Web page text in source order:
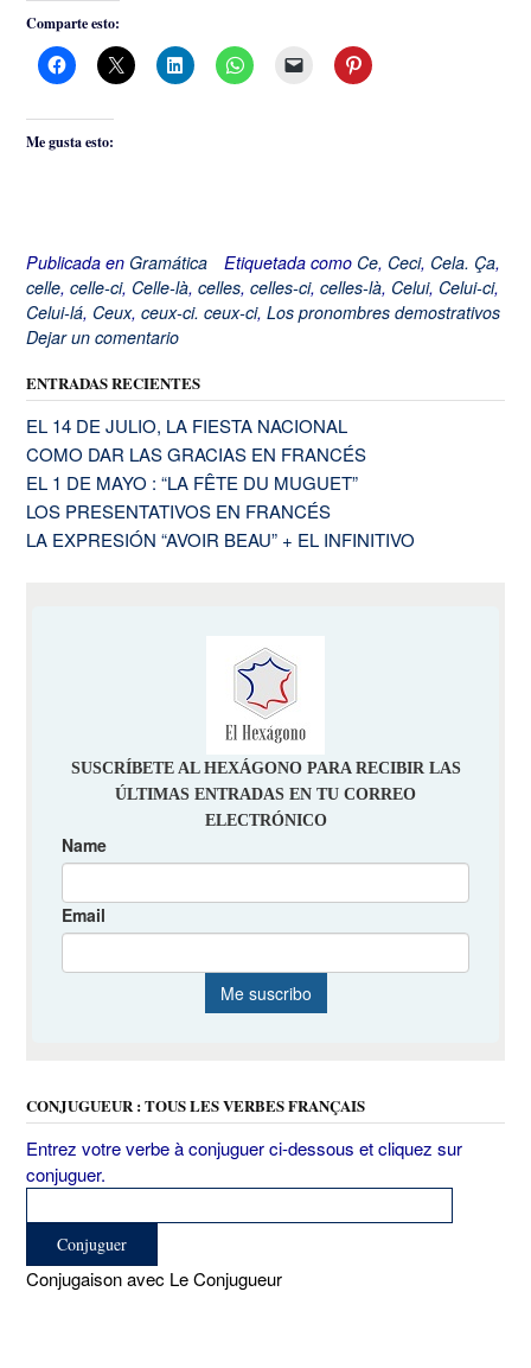
Comparte esto:
Me gusta esto:
Publicada en Gramática Etiquetada como Ce, Ceci, Cela. Ça,
celle, celle-ci, Celle-là, celles, celles-ci, celles-là, Celui, Celui-ci,
Celui-lá, Ceux, ceux-ci. ceux-ci, Los pronombres demostrativos
Dejar un comentario
ENTRADAS RECIENTES
EL 14 DE JULIO, LA FIESTA NACIONAL
COMO DAR LAS GRACIAS EN FRANCÉS
EL 1 DE MAYO : “LA FÊTE DU MUGUET”
LOS PRESENTATIVOS EN FRANCÉS
LA EXPRESIÓN “AVOIR BEAU” + EL INFINITIVO
CONJUGUEUR : TOUS LES VERBES FRANÇAIS
Entrez votre verbe à conjuguer ci-dessous et cliquez sur
conjuguer.
Conjugaison avec Le Conjugueur